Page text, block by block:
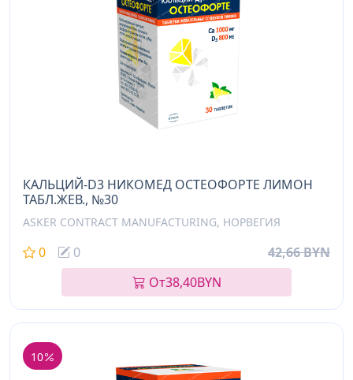
КАЛЬЦИЙ-D3 НИКОМЕД ОСТЕОФОРТЕ ЛИМОН
ТАБЛ.ЖЕВ., №30
ASKER CONTRACT MANUFACTURING, НОРВЕГИЯ
0 0
42,66 BYN
От38,40BYN
10